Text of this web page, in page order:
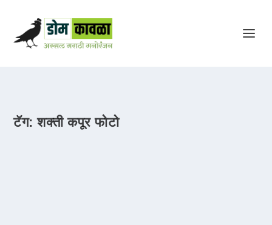
टॅग:शक्ती कपूर फोटो